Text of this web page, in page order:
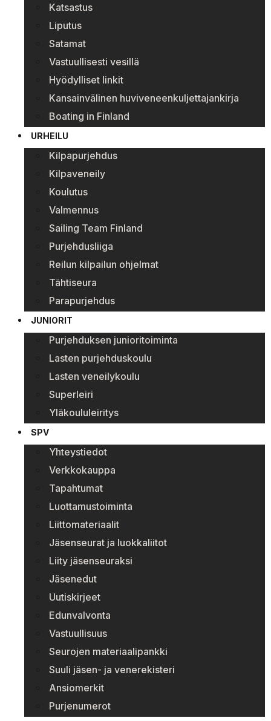
Katsastus
Liputus
Satamat
Vastuullisesti vesillä
Hyödylliset linkit
Kansainvälinen huviveneenkuljettajankirja
Boating in Finland
URHEILU
Kilpapurjehdus
Kilpaveneily
Koulutus
Valmennus
Sailing Team Finland
Purjehdusliiga
Reilun kilpailun ohjelmat
Tähtiseura
Parapurjehdus
JUNIORIT
Purjehduksen junioritoiminta
Lasten purjehduskoulu
Lasten veneilykoulu
Superleiri
Yläkoululeiritys
SPV
Yhteystiedot
Verkkokauppa
Tapahtumat
Luottamustoiminta
Liittomateriaalit
Jäsenseurat ja luokkaliitot
Liity jäsenseuraksi
Jäsenedut
Uutiskirjeet
Edunvalvonta
Vastuullisuus
Seurojen materiaalipankki
Suuli jäsen- ja venerekisteri
Ansiomerkit
Purjenumerot